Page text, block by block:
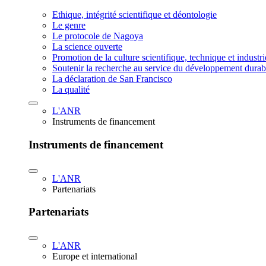
Ethique, intégrité scientifique et déontologie
Le genre
Le protocole de Nagoya
La science ouverte
Promotion de la culture scientifique, technique et
Soutenir la recherche au service du développement
La déclaration de San Francisco
La qualité
L'ANR
Instruments de financement
Instruments de financement
L'ANR
Partenariats
Partenariats
L'ANR
Europe et international